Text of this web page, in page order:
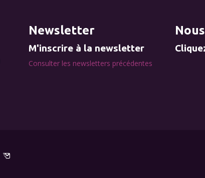
Newsletter
M'inscrire à la newsletter
Consulter les newsletters précédentes